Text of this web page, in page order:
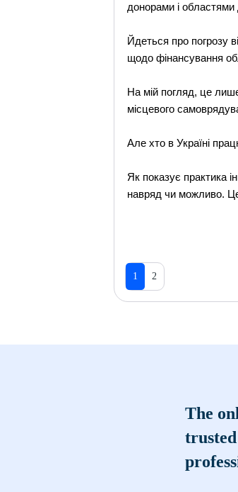
донорами i
Йдеться про погрозу
щодо фiнансування
На мiй погляд, це
мiсцевого
Але хто в Українi
Як показує практика
навряд чи можливо.
1 2
The